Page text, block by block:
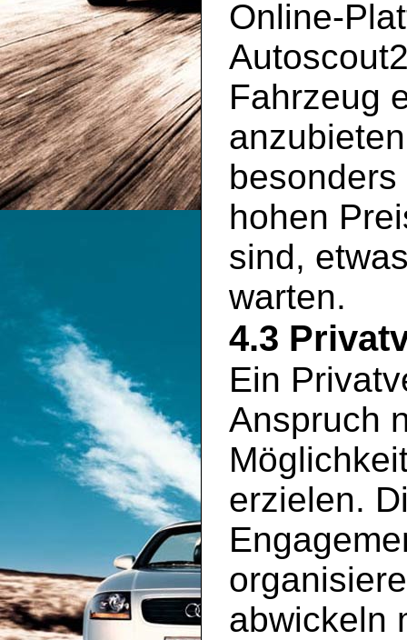
Online-
Fahrzeug
hohen
sind,
warten.
4.3
Ein
Anspruch
erzielen.
abwickeln